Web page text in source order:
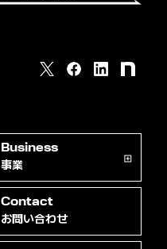
Business
事業
Contact
お問い合わせ